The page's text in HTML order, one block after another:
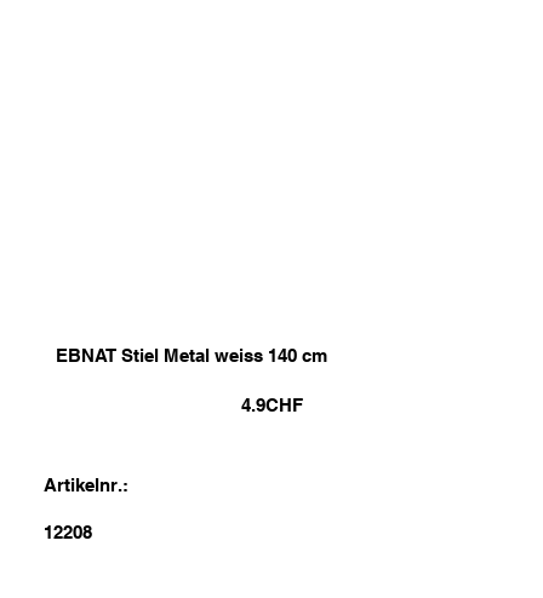
EBNAT Stiel Metal weiss 140 cm
4.9CHF
Artikelnr.:
12208